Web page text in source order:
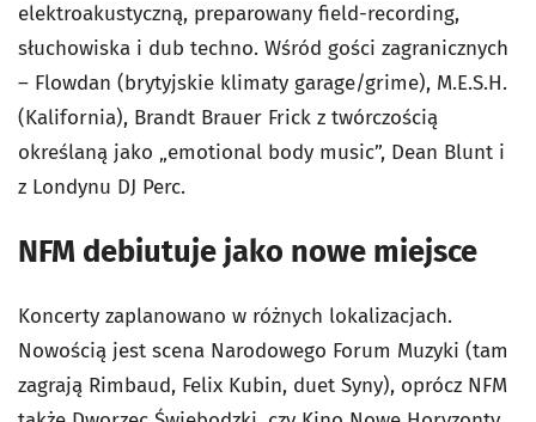
elektroakustyczną, preparowany field-recording,
słuchowiska i dub techno. Wśród gości zagranicznych
– Flowdan (brytyjskie klimaty garage/grime), M.E.S.H.
(Kalifornia), Brandt Brauer Frick z twórczością
określaną jako „emotional body music”, Dean Blunt i
z Londynu DJ Perc.
NFM debiutuje jako nowe miejsce
Koncerty zaplanowano w różnych lokalizacjach.
Nowością jest scena Narodowego Forum Muzyki (tam
zagrają Rimbaud, Felix Kubin, duet Syny), oprócz NFM